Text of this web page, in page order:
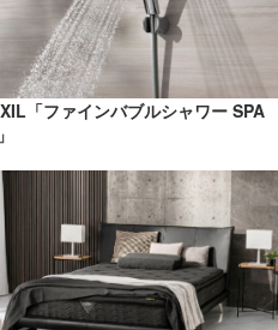
「ファインバブルシャワー SPA